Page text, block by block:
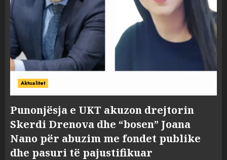
Aktualitet
Punonjësja e UKT akuzon drejtorin
Skerdi Drenova dhe “bosen” Joana
Nano për abuzim me fondet publike
dhe pasuri të pajustifikuar